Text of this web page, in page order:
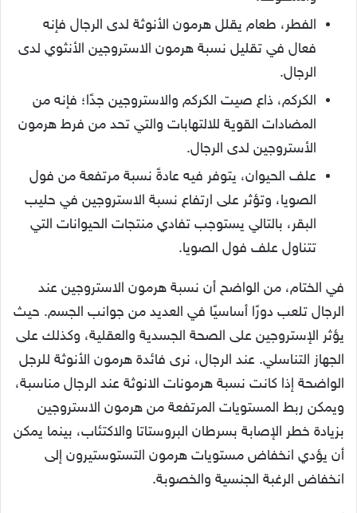
الأستروجين لدى الرجال.
علف الحيوان، يتوفر فيه عادةً نسبة مرتفعة من فول
الصويا، وتؤثر على ارتفاع نسبة الاستروجين في حليب
البقر، بالتالي يستوجب تفادي منتجات الحيوانات التي
تتناول علف فول الصويا.
في الختام، من الواضح أن نسبة هرمون الاستروجين عند
الرجال تلعب دورًا أساسيًا في العديد من جوانب الجسم. حيث
يؤثر الإستروجين على الصحة الجسدية والعقلية، وكذلك على
الجهاز التناسلي. عند الرجال، نرى فائدة هرمون الأنوثة للرجل
الواضحة إذا كانت نسبة هرمونات الانوثة عند الرجال مناسبة،
بزيادة خطر الإصابة بسرطان البروستاتا والاكتئاب، بينما يمكن
أن يؤدي انخفاض مستويات هرمون التستوستيرون إلى
انخفاض الرغبة الجنسية والخصوبة.
أسئلة شائعة
ما هو هرمون الاستروجين الزائد لدى الرجال؟
ارتفاع هرمون الاستروجين لدى الرجال نتيجة اضطراب نسب
هرمونات الجنس الذكرية والأنثوية. حيث يتخطى الاستروجين